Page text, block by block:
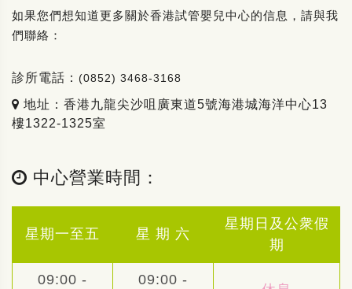
如果您們想知道更多關於香港試管嬰兒中心的信息，請與我
們聯絡：
診所電話： (0852) 3468-3168
地址：香港九龍尖沙咀廣東道5號海港城海洋中心13
樓1322-1325室
中心營業時間：
星期一至五 星 期 六
星期日及公衆假
期
09:00 - 09:00 -